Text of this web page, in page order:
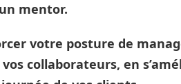
mentor.
votre posture de
collaborateurs, en